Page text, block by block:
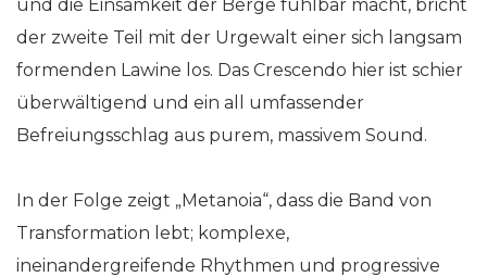
und die Einsamkeit der Berge fühlbar macht, bricht
der zweite Teil mit der Urgewalt einer sich langsam
formenden Lawine los. Das Crescendo hier ist schier
überwältigend und ein all umfassender
Befreiungsschlag aus purem, massivem Sound.
In der Folge zeigt „Metanoia“, dass die Band von
Transformation lebt; komplexe,
ineinandergreifende Rhythmen und progressive